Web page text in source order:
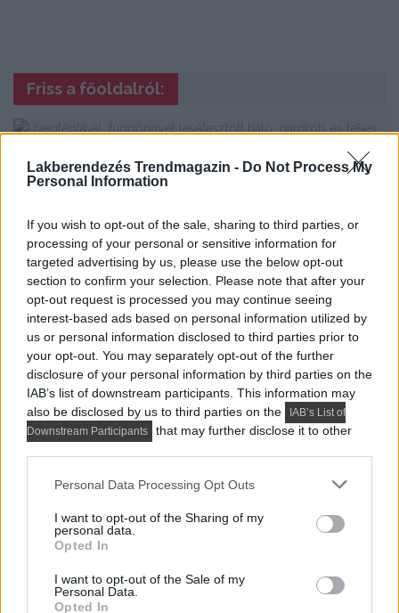
Lakberendezés Trendmagazin - Do Not Process My
Personal Information
If you wish to opt-out of the sale, sharing to third parties, or
processing of your personal or sensitive information for
targeted advertising by us, please use the below opt-out
section to confirm your selection. Please note that after your
opt-out request is processed you may continue seeing
interest-based ads based on personal information utilized by
us or personal information disclosed to third parties prior to
your opt-out. You may separately opt-out of the further
disclosure of your personal information by third parties on the
IAB’s list of downstream participants. This information may
also be disclosed by us to third parties on the
IAB’s List of
Downstream Participants
that may further disclose it to other
Please note that this website/app uses one or more Google
not limited to your visit or usage behaviour. You may click to
grant or deny consent to Google and its third-party tags to
use your data for below specified purposes in below Google
consent section.
Personal Data Processing Opt Outs
I want to opt-out of the Sharing of my
personal data.
Opted In
I want to opt-out of the Sale of my
Personal Data.
Opted In
Friss a főoldalról:
KIS LAKÁS BERENDEZÉSE
Stílusos, modern kislakás egy
fiatalnak 26 m²-en? Így lett
leválasztott háló, gardrób és teljes
értékű konyha